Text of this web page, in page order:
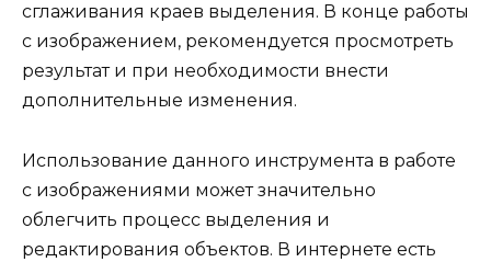
сглаживания краев выделения. В конце работы
с изображением, рекомендуется просмотреть
результат и при необходимости внести
дополнительные изменения.
Использование данного инструмента в работе
с изображениями может значительно
облегчить процесс выделения и
редактирования объектов. В интернете есть